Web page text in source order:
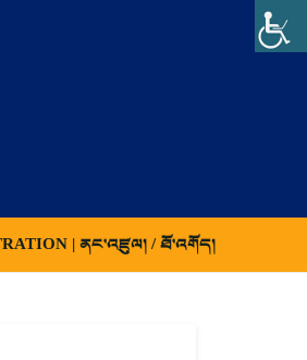
| ནང་འཛུལ། / ཐོ་འགོད།